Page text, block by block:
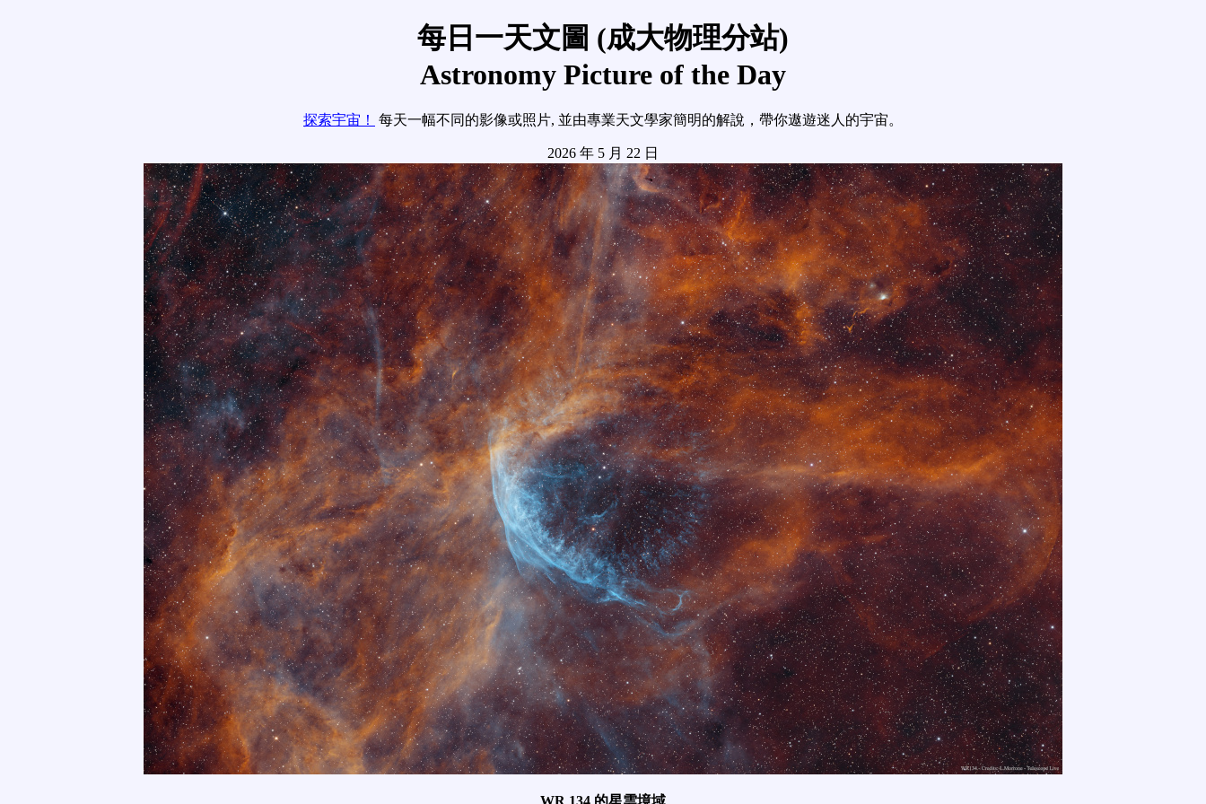
每日一天文圖 (成大物理分站)
Astronomy Picture of the Day
探索宇宙！ 每天一幅不同的影像或照片, 並由專業天文學家簡明的解說，帶你遨遊迷人的宇宙。
2026 年 5 月 22 日
WR 134 的星雲境域